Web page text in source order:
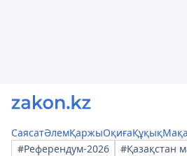
СаясатӘлемҚаржыОқиғаҚұқық
#Референдум-2026
#Қазақстан